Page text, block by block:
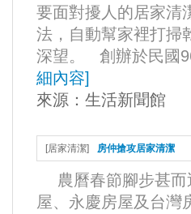
要面對擾人的居家清
法，自動幫家裡打掃
深望。 創辦於民國
細內容]
來源： 生活新聞館
[居家清潔] 房仲搶攻居家清潔
農曆春節腳步甚
屋、永慶房屋及台灣